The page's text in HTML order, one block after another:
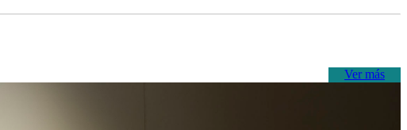
Ver más